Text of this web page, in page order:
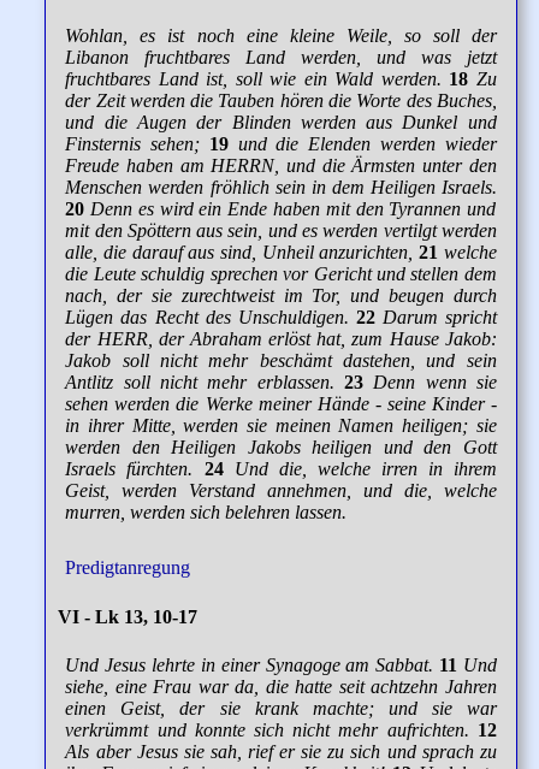
Wohlan, es ist noch eine kleine Weile, so soll der
Libanon fruchtbares Land werden, und was jetzt
fruchtbares Land ist, soll wie ein Wald werden. 18 Zu
der Zeit werden die Tauben hören die Worte des Buches,
und die Augen der Blinden werden aus Dunkel und
Finsternis sehen; 19 und die Elenden werden wieder
Freude haben am HERRN, und die Ärmsten unter den
Menschen werden fröhlich sein in dem Heiligen Israels.
20 Denn es wird ein Ende haben mit den Tyrannen und
mit den Spöttern aus sein, und es werden vertilgt werden
alle, die darauf aus sind, Unheil anzurichten, 21 welche
die Leute schuldig sprechen vor Gericht und stellen dem
nach, der sie zurechtweist im Tor, und beugen durch
Lügen das Recht des Unschuldigen. 22 Darum spricht
der HERR, der Abraham erlöst hat, zum Hause Jakob:
Jakob soll nicht mehr beschämt dastehen, und sein
Antlitz soll nicht mehr erblassen. 23 Denn wenn sie
sehen werden die Werke meiner Hände - seine Kinder -
in ihrer Mitte, werden sie meinen Namen heiligen; sie
werden den Heiligen Jakobs heiligen und den Gott
Israels fürchten. 24 Und die, welche irren in ihrem
Geist, werden Verstand annehmen, und die, welche
murren, werden sich belehren lassen.
Predigtanregung
VI - Lk 13, 10-17
Und Jesus lehrte in einer Synagoge am Sabbat. 11 Und
siehe, eine Frau war da, die hatte seit achtzehn Jahren
einen Geist, der sie krank machte; und sie war
verkrümmt und konnte sich nicht mehr aufrichten. 12
Als aber Jesus sie sah, rief er sie zu sich und sprach zu